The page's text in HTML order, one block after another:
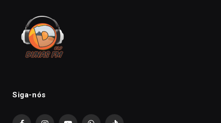
Siga-nós